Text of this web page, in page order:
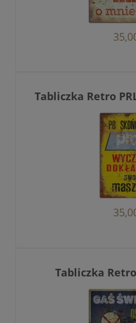
Tabliczka Retro
Tabliczka